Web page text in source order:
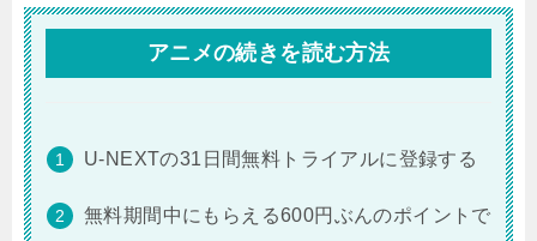
アニメの続きを読む方法
U-NEXTの31日間無料トライアルに登録する
無料期間中にもらえる600円ぶんのポイントで